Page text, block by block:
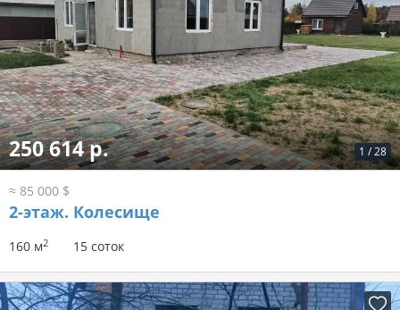
1 /28
250 614 р.
≈ 85 000 $
2-этаж. Колесище
160 м2 15 соток